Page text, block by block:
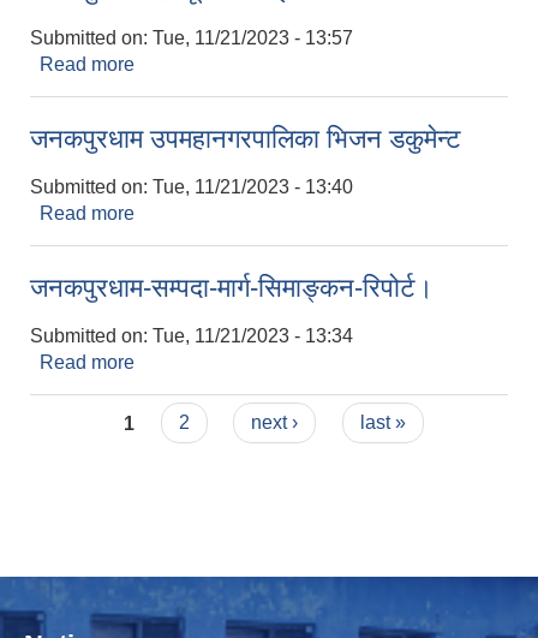
Submitted on: Tue, 11/21/2023 - 13:57
Read more
जनकपुरधाम उपमहानगरपालिका भिजन डकुमेन्ट
Submitted on: Tue, 11/21/2023 - 13:40
Read more
जनकपुरधाम-सम्पदा-मार्ग-सिमाङ्कन-रिपोर्ट।
Submitted on: Tue, 11/21/2023 - 13:34
Read more
Pages
1 2 next › last »